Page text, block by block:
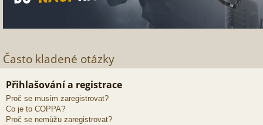
Často kladené otázky
Přihlašování a registrace
Proč se musím zaregistrovat?
Co je to COPPA?
Proč se nemůžu zaregistrovat?